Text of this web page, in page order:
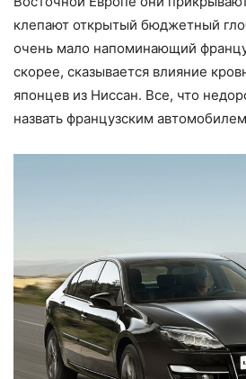
клепают открытый бюджетный
очень мало напоминающий
скорее, сказывается влияние
японцев из Ниссан. Все, что
назвать французским